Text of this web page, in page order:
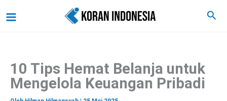
ke
Cari
10 Tips Hemat Belanja untuk
Mengelola Keuangan Pribadi
a